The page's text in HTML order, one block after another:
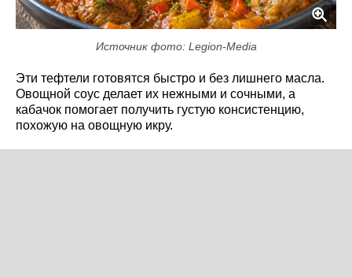
Источник фото: Legion-Media
Эти тефтели готовятся быстро и без лишнего масла.
Овощной соус делает их нежными и сочными, а
кабачок помогает получить густую консистенцию,
похожую на овощную икру.